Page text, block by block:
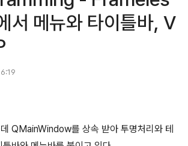
서 메뉴와 타이틀바, V
QMainWindow를 상속 받아 투명처리와 테